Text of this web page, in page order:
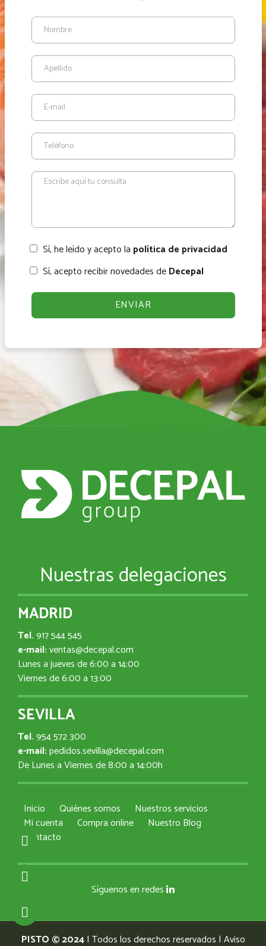
Sí, he leído y acepto la política de privacidad
Sí, acepto recibir novedades deDecepal
Nuestras delegaciones
MADRID
Tel.917 544 545
e-mail:ventas@decepal.com
Lunes a jueves de 6:00 a 14:00
Viernes de 6:00 a 13:00
SEVILLA
Tel.954 572 300
e-mail:pedidos.sevilla@decepal.com
De Lunes a Viernes de 8:00 a 14:00h
Inicio Quiénes somos
Nuestros servicios
Mi cuenta
Compra online
Nuestro Blog
Contacto
Síguenos en redes
PISTO © 2024| Todos los derechos reservados | Aviso